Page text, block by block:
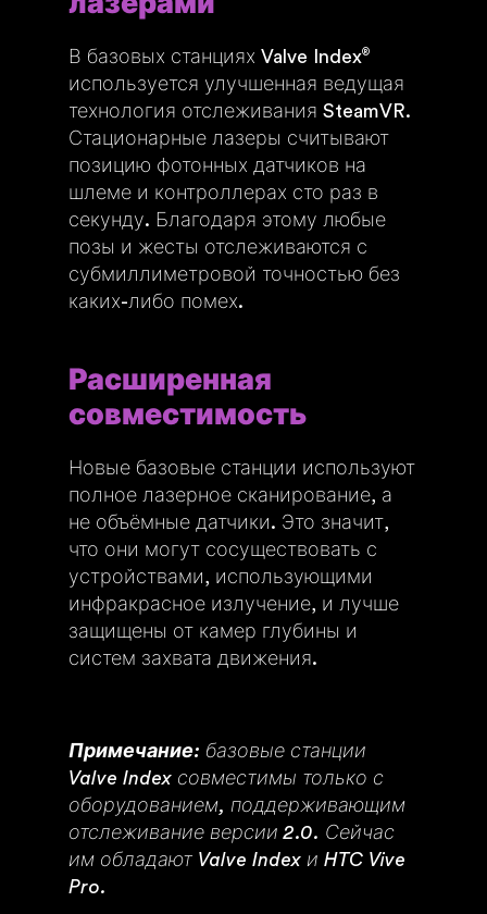
В базовых станциях Valve Index®
используется улучшенная ведущая
технология отслеживания SteamVR.
Стационарные лазеры считывают
позицию фотонных датчиков на
шлеме и контроллерах сто раз в
секунду. Благодаря этому любые
позы и жесты отслеживаются с
субмиллиметровой точностью без
каких-либо помех.
Расширенная
совместимость
Новые базовые станции используют
полное лазерное сканирование, а
не объёмные датчики. Это значит,
что они могут сосуществовать с
устройствами, использующими
инфракрасное излучение, и лучше
защищены от камер глубины и
систем захвата движения.
Примечание: базовые станции
Valve Index совместимы только с
оборудованием, поддерживающим
отслеживание версии 2.0. Сейчас
им обладают Valve Index и HTC Vive
Pro.